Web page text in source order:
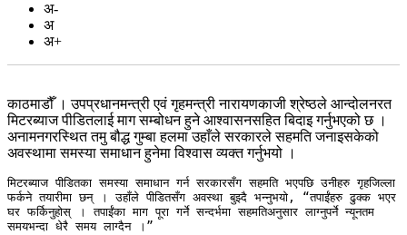
अ-
अ
अ+
काठमाडौँ । उपप्रधानमन्त्री एवं गृहमन्त्री नारायणकाजी श्रेष्ठले आन्दोलनरत
मिटरब्याज पीडितलाई माग सम्बोधन हुने आश्वासनसहित बिदाइ गर्नुभएको छ ।
अनामनगरस्थित तमु बौद्ध गुम्बा हलमा उहाँले सरकारले सहमति जनाइसकेको
अवस्थामा समस्या समाधान हुनेमा विश्वास व्यक्त गर्नुभयो ।
मिटरब्याज पीडितका समस्या समाधान गर्न सरकारसँग सहमति भएपछि उनीहरु गृहजिल्ला
फर्कने तयारीमा छन् । उहाँले पीडितसँग अवस्था बुझ्दै भन्नुभयो, “तपाईंहरु ढुक्क भएर
घर फर्किनुहोस् । तपाईंका माग पूरा गर्ने सन्दर्भमा सहमतिअनुसार लाग्नुपर्ने न्यूनतम
समयभन्दा धेरै समय लाग्दैन ।”